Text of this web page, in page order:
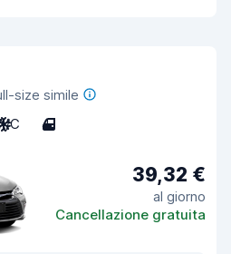
size simile
C 4
39,32 €
al giorno
Cancellazione gratuita